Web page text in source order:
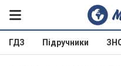
ГДЗ Підручники